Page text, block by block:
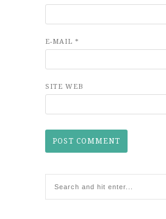
E-MAIL *
SITE WEB